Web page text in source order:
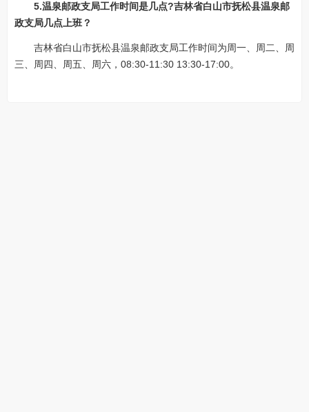
5.温泉邮政支局工作时间是几点?吉林省白山市抚松县温泉邮
政支局几点上班？
吉林省白山市抚松县温泉邮政支局工作时间为周一、周二、周
三、周四、周五、周六，08:30-11:30 13:30-17:00。